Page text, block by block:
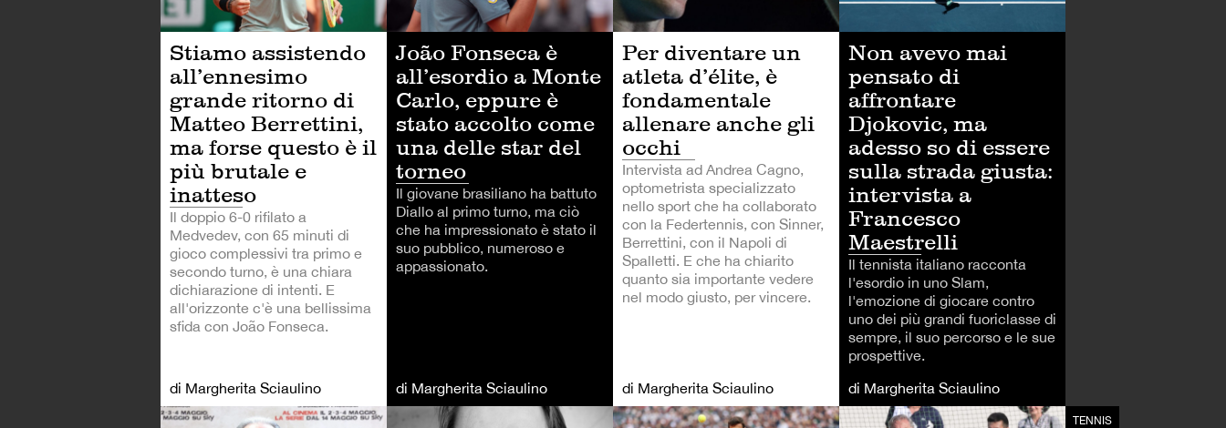
Stiamo assistendo
all’ennesimo
grande ritorno di
Matteo Berrettini,
ma forse questo è il
più brutale e
inatteso
Il doppio 6-0 rifilato a
Medvedev, con 65 minuti di
gioco complessivi tra primo e
secondo turno, è una chiara
dichiarazione di intenti. E
all'orizzonte c'è una bellissima
sfida con João Fonseca.
di Margherita Sciaulino
João Fonseca è
all’esordio a Monte
Carlo, eppure è
stato accolto come
una delle star del
torneo
Il giovane brasiliano ha battuto
Diallo al primo turno, ma ciò
che ha impressionato è stato il
suo pubblico, numeroso e
appassionato.
di Margherita Sciaulino
Per diventare un
atleta d’élite, è
fondamentale
allenare anche gli
occhi
Intervista ad Andrea Cagno,
optometrista specializzato
nello sport che ha collaborato
con la Federtennis, con Sinner,
Berrettini, con il Napoli di
Spalletti. E che ha chiarito
quanto sia importante vedere
nel modo giusto, per vincere.
di Margherita Sciaulino
Non avevo mai
pensato di
affrontare
Djokovic, ma
adesso so di essere
sulla strada giusta:
intervista a
Francesco
Maestrelli
Il tennista italiano racconta
l'esordio in uno Slam,
l'emozione di giocare contro
uno dei più grandi fuoriclasse di
sempre, il suo percorso e le sue
prospettive.
di Margherita Sciaulino
TENNIS TENNIS TENNIS TENNIS